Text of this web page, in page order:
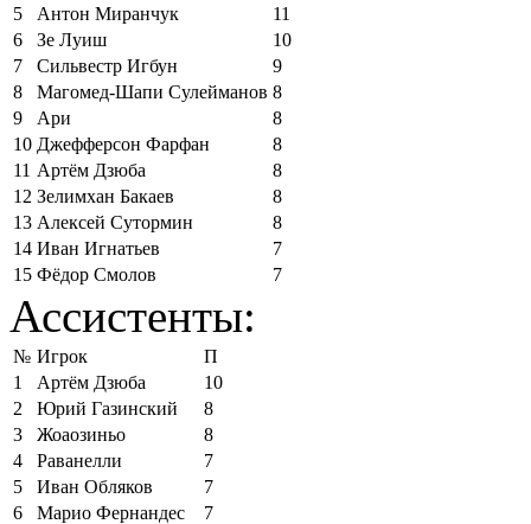
5
Антон Миранчук
11
6
Зе Луиш
10
7
Сильвестр Игбун
9
8
Магомед-Шапи Сулейманов 8
9
Ари
8
10 Джефферсон Фарфан
8
11 Артём Дзюба
8
12 Зелимхан Бакаев
8
13 Алексей Сутормин
8
14 Иван Игнатьев
7
15 Фёдор Смолов 7
Ассистенты:
№ Игрок
П
1
Артём Дзюба
10
2
Юрий Газинский
8
3
Жоаозиньо
8
4
Раванелли
7
5
Иван Обляков
7
6
Марио Фернандес
7